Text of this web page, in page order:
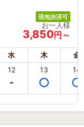
現地決済可
お一人様
3,850円～
水 木 金
12 13 14